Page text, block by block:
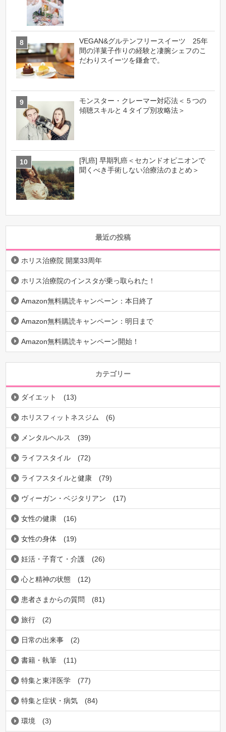
VEGAN&グルテンフリースイーツ 25年
間の洋菓子作りの経験と凄腕シェフのこ
だわりスイーツを鎌倉で。
モンスター・クレーマー対応法＜５つの
傾聴スキルと４タイプ別攻略法＞
[乳癌] 早期乳癌＜セカンドオピニオンで
聞くべき手術しない治療法のまとめ＞
最近の投稿
ホリス治療院 開業33周年
ホリス治療院のインスタが乗っ取られた！
Amazon無料購読キャンペーン：本日終了
Amazon無料購読キャンペーン：明日まで
Amazon無料購読キャンペーン開始！
カテゴリー
ダイエット (13)
ホリスフィットネスジム (6)
メンタルヘルス (39)
ライフスタイル (72)
ライフスタイルと健康 (79)
ヴィーガン・ベジタリアン (17)
女性の健康 (16)
女性の身体 (19)
妊活・子育て・介護 (26)
心と精神の状態 (12)
患者さまからの質問 (81)
旅行 (2)
日常の出来事 (2)
書籍・執筆 (11)
特集と東洋医学 (77)
特集と症状・病気 (84)
環境 (3)